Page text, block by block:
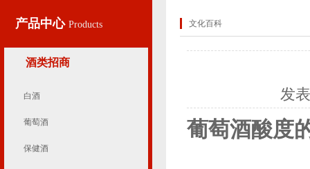
产品中心 Products
酒类招商
白酒
葡萄酒
保健酒
文化百科
发
葡萄酒酸度